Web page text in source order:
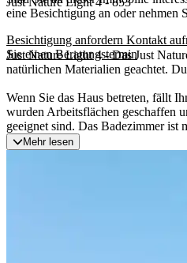
eine Besichtigung an oder nehmen
Besichtigung anfordern Kontakt
Sie einen Beratungstermin
Just Nature Light 4 - Das Just
natürlichen Materialien geachtet.
Wenn Sie das Haus betreten, fällt
wurden Arbeitsflächen geschaffen
geeignet sind. Das Badezimmer ist
Mehr lesen